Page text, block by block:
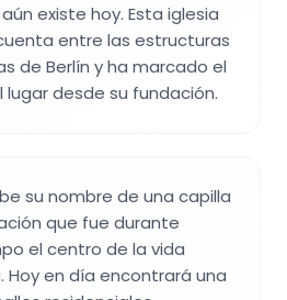
existe hoy. Esta iglesia
entre las estructuras
de Berlín y ha marcado el
desde su fundación.
su nombre de una capilla
que fue durante
el centro de la vida
Hoy en día encontrará una